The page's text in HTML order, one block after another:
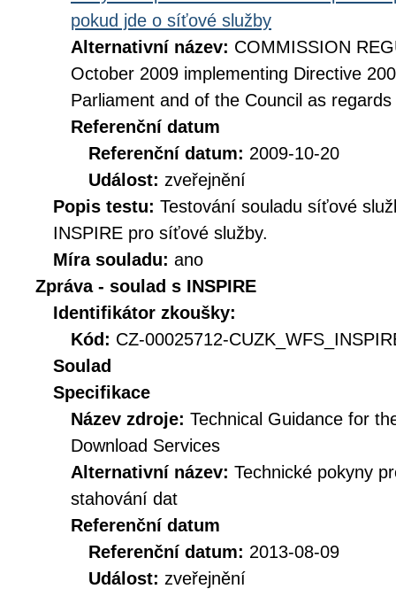
pokud jde o síťové služby
Alternativní název: COMMISSION
October 2009 implementing Directive
Parliament and of the Council as
Referenční datum
Referenční datum: 2009-10-20
Událost: zveřejnění
Popis testu: Testování souladu síťové
INSPIRE pro síťové služby.
Míra souladu: ano
Zpráva - soulad s INSPIRE
Identifikátor zkoušky:
Kód: CZ-00025712-
Soulad
Specifikace
Název zdroje: Technical Guidance for
Download Services
Alternativní název: Technické pokyny
stahování dat
Referenční datum
Referenční datum: 2013-08-09
Událost: zveřejnění